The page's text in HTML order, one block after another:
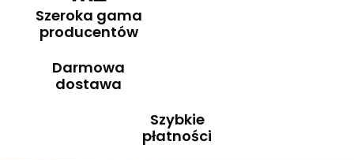
Szeroka gama
producentów
Darmowa
dostawa
Szybkie
płatności